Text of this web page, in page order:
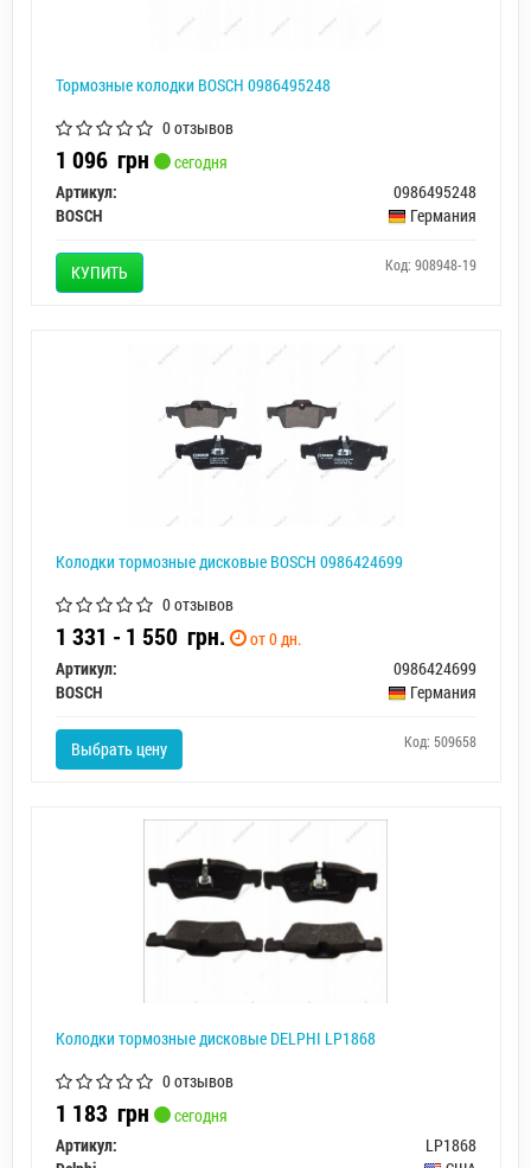
Тормозные колодки BOSCH 0986495248
0 отзывов
1 096 грн
сегодня
Артикул:
0986495248
BOSCH
Германия
КУПИТЬ Код: 908948-19
Колодки тормозные дисковые BOSCH 0986424699
0 отзывов
1 331 - 1 550 грн.
от 0 дн.
Артикул:
0986424699
BOSCH
Германия
Выбрать цену Код: 509658
Колодки тормозные дисковые DELPHI LP1868
0 отзывов
1 183 грн
сегодня
Артикул:
LP1868